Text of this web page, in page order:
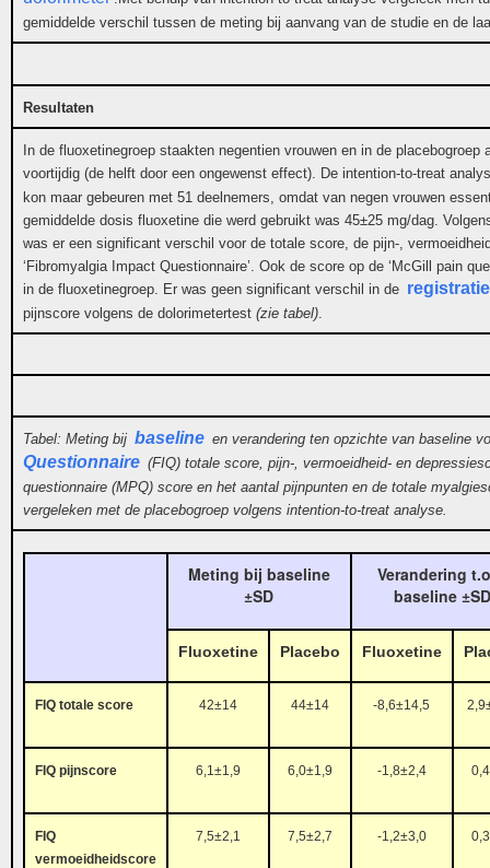
gemiddelde verschil tussen de meting bij aanvang van de studie en de
Resultaten
In de fluoxetinegroep staakten negentien vrouwen en in de placebogroep
voortijdig (de helft door een ongewenst effect). De intention-to-treat
kon maar gebeuren met 51 deelnemers, omdat van negen vrouwen
gemiddelde dosis fluoxetine die werd gebruikt was 45±25 mg/dag.
was er een significant verschil voor de totale score, de pijn-,
‘Fibromyalgia Impact Questionnaire’. Ook de score op de ‘McGill pain
in de fluoxetinegroep. Er was geen significant verschil in de registratie
pijnscore volgens de dolorimetertest (zie tabel).
Tabel: Meting bij baseline en verandering ten opzichte van baseline
Questionnaire (FIQ) totale score, pijn-, vermoeidheid- en
questionnaire (MPQ) score en het aantal pijnpunten en de totale
vergeleken met de placebogroep volgens intention-to-treat analyse.
Meting bij baseline
±SD
Verandering
baseline
Fluoxetine Placebo Fluoxetine
FIQ totale score 42±14 44±14 -8,6±14,5
FIQ pijnscore 6,1±1,9 6,0±1,9 -1,8±2,4
FIQ
vermoeidheidscore
7,5±2,1 7,5±2,7 -1,2±3,0